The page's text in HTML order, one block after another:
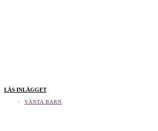
LÄS INLÄGGET
VÄNTA BARN